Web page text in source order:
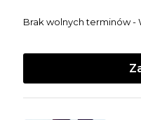
Brak wolnych terminów -